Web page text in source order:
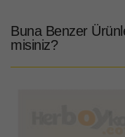
Buna Benzer
misiniz?